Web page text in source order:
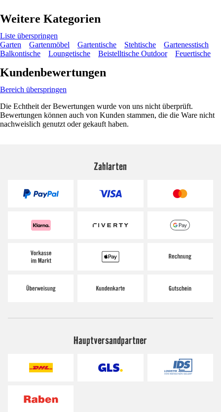
Weitere Kategorien
Liste überspringen
Garten
Gartenmöbel Gartentische Stehtische
Gartenesstisch
Balkontische
Loungetische Beistelltische Outdoor Feuertische
Kundenbewertungen
Bereich überspringen
Die Echtheit der Bewertungen wurde von uns nicht überprüft.
Bewertungen können auch von Kunden stammen, die die Ware nicht
nachweislich genutzt oder gekauft haben.
Zahlarten
Hauptversandpartner